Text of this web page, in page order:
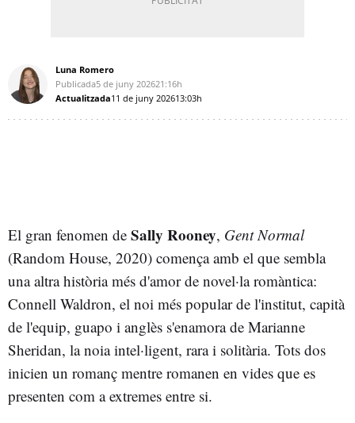
Luna Romero
Publicada5 de juny 202621:16h
Actualitzada11 de juny 202613:03h
El gran fenomen de Sally Rooney, Gent Normal
(Random House, 2020) comença amb el que sembla
una altra història més d'amor de novel·la romàntica:
Connell Waldron, el noi més popular de l'institut, capità
de l'equip, guapo i anglès s'enamora de Marianne
Sheridan, la noia intel·ligent, rara i solitària. Tots dos
inicien un romanç mentre romanen en vides que es
presenten com a extremes entre si.